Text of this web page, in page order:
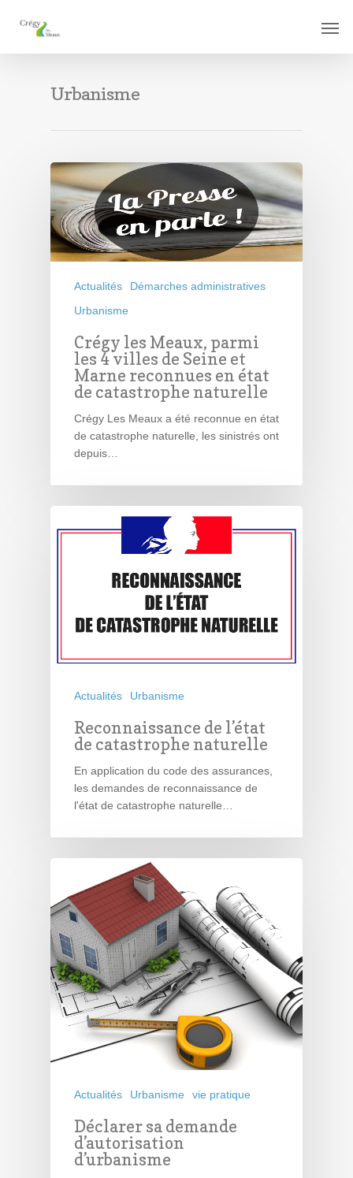
Urbanisme
Actualités
Démarches administratives
Urbanisme
Crégy les Meaux, parmi
les 4 villes de Seine et
Marne reconnues en état
de catastrophe naturelle
Crégy Les Meaux a été reconnue en état
de catastrophe naturelle, les sinistrés ont
depuis…
Actualités Urbanisme
Reconnaissance de l’état
de catastrophe naturelle
En application du code des assurances,
les demandes de reconnaissance de
l'état de catastrophe naturelle…
Actualités Urbanisme vie pratique
Déclarer sa demande
d’autorisation
d’urbanisme